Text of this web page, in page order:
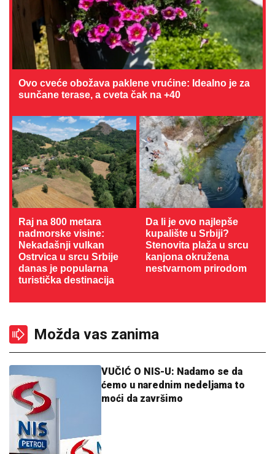
Ovo cveće obožava paklene vrućine: Idealno je za
sunčane terase, a cveta čak na +40
Raj na 800 metara
nadmorske visine:
Nekadašnji vulkan
Ostrvica u srcu Srbije
danas je popularna
turistička destinacija
Da li je ovo najlepše
kupalište u Srbiji?
Stenovita plaža u srcu
kanjona okružena
nestvarnom prirodom
Možda vas zanima
VUČIĆ O NIS-U: Nadamo se da
ćemo u narednim nedeljama to
moći da završimo